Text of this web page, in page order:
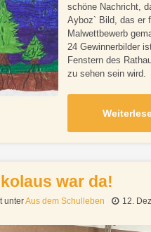
schöne Nachricht,
Ayboz` Bild, das er
Malwettbewerb
24 Gewinnerbilder
Fenstern des
zu sehen sein wird.
war da!
unterAus dem Schulleben 12.